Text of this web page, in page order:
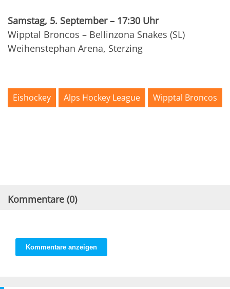
Samstag, 5. September – 17:30 Uhr
Wipptal Broncos – Bellinzona Snakes (SL)
Weihenstephan Arena, Sterzing
Eishockey Alps Hockey League Wipptal Broncos
Kommentare (0)
Kommentare anzeigen